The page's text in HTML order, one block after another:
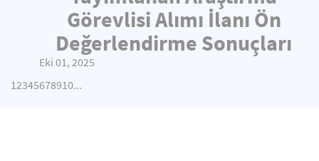
Görevlisi Alımı İlanı Ön
Değerlendirme Sonuçları
Eki 01, 2025
12345678910...